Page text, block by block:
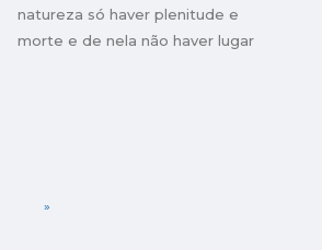
natureza só haver plenitude e
morte e de nela não haver lugar
»